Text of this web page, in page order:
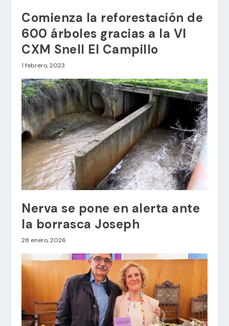
Comienza la reforestación de
600 árboles gracias a la VI
CXM Snell El Campillo
1 febrero, 2023
Nerva se pone en alerta ante
la borrasca Joseph
28 enero, 2026